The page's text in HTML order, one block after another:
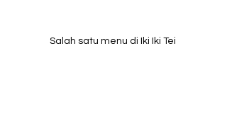
Salah satu menu di Iki Iki Tei